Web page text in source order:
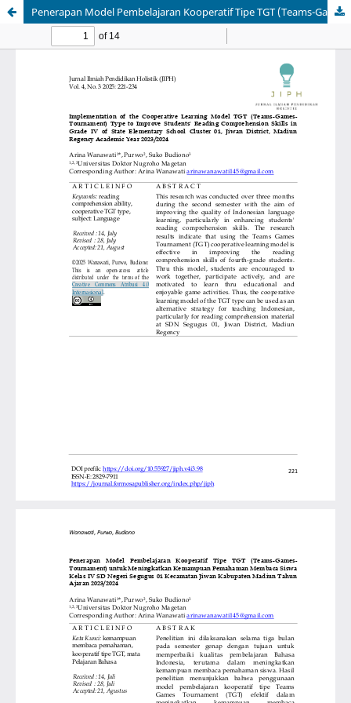
Penerapan Model Pembelajaran Kooperatif Tipe TGT (Teams-Games-Tournament) Untuk Meningkatkan Kemampuan Pemahaman Membaca Siswa Kelas IV SD Negeri Segugus 01 Kecamatan Jiwan Kabupaten Madiun Tahun Ajaran 2023/2024